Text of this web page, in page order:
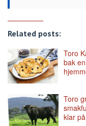
Related posts:
Toro
bak
Toro
klar